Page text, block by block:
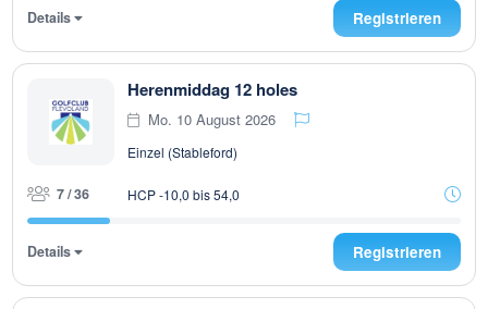
Details Registrieren
Herenmiddag 12 holes
Mo. 10 August 2026
Einzel (Stableford)
7 / 36 HCP -10,0 bis 54,0
Details Registrieren